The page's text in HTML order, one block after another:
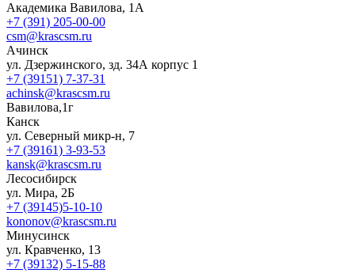
Академика Вавилова, 1А
+7 (391) 205-00-00
csm@krascsm.ru
Ачинск
ул. Дзержинского, зд. 34А корпус 1
+7 (39151) 7-37-31
achinsk@krascsm.ru
Вавилова,1г
Канск
ул. Северный микр-н, 7
+7 (39161) 3-93-53
kansk@krascsm.ru
Лесосибирск
ул. Мира, 2Б
+7 (39145)5-10-10
kononov@krascsm.ru
Минусинск
ул. Кравченко, 13
+7 (39132) 5-15-88